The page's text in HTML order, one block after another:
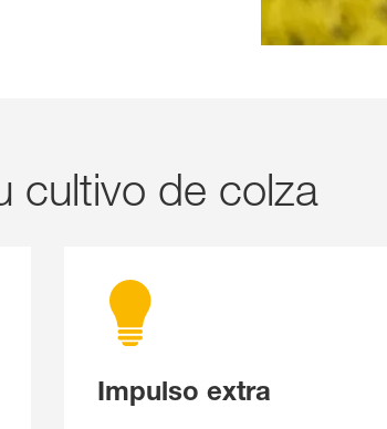
cultivo de colza
Impulso extra